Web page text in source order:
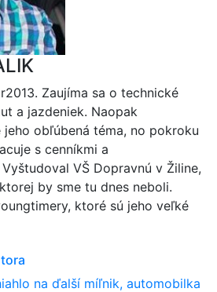
Zaujíma sa o technické
a jazdeniek. Naopak
obľúbená téma, no pokroku
s cenníkmi a
VŠ Dopravnú v Žiline,
by sme tu dnes neboli.
ktoré sú jeho veľké
na ďalší míľnik, automobilka